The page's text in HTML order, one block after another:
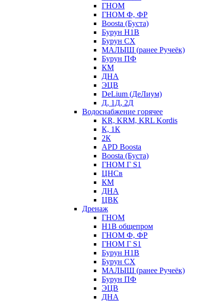
ГНОМ
ГНОМ Ф, ФР
Boosta (Буста)
Бурун Н1В
Бурун СХ
МАЛЫШ (ранее Ручеёк)
Бурун ПФ
КМ
ДНА
ЭЦВ
DeLium (ДеЛиум)
Д, 1Д, 2Д
Водоснабжение горячее
KR, KRM, KRL Kordis
К, 1К
2К
APD Boosta
Boosta (Буста)
ГНОМ Г S1
ЦНСв
КМ
ДНА
ЦВК
Дренаж
ГНОМ
Н1В общепром
ГНОМ Ф, ФР
ГНОМ Г S1
Бурун Н1В
Бурун СХ
МАЛЫШ (ранее Ручеёк)
Бурун ПФ
ЭЦВ
ДНА